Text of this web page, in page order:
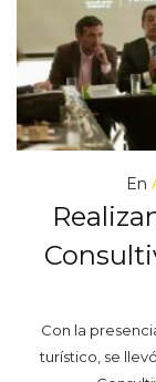
En
Con la
turístico, se